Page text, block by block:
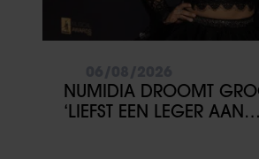
NUMIDIA DROOMT
‘LIEFST EEN LEGER AAN